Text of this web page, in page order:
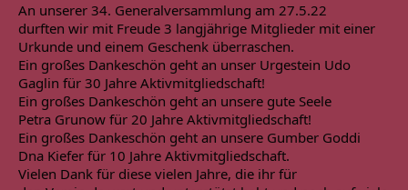
An unserer 34. Generalversammlung am 27.5.22
durften wir mit Freude 3 langjährige Mitglieder mit einer
Urkunde und einem Geschenk überraschen.
Ein großes Dankeschön geht an unser Urgestein Udo
Gaglin für 30 Jahre Aktivmitgliedschaft!
Ein großes Dankeschön geht an unsere gute Seele
Petra Grunow für 20 Jahre Aktivmitgliedschaft!
Ein großes Dankeschön geht an unsere Gumber Goddi
Dna Kiefer für 10 Jahre Aktivmitgliedschaft.
Vielen Dank für diese vielen Jahre, die ihr für